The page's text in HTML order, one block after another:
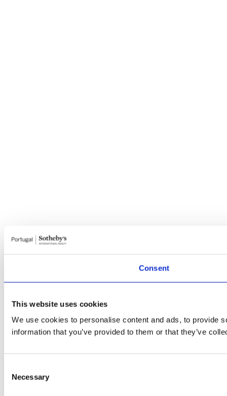
Consent
This website uses cookies
We use cookies to personalise content and ads, to provide
information that you’ve provided to them or that they’ve
Selection
Necessary